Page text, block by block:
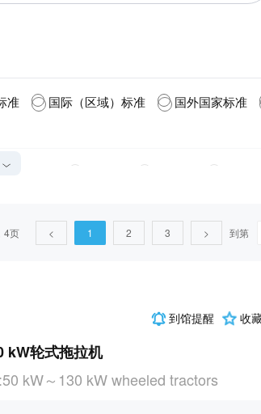
准 国际（区域）标准 国外国家标准
劳动保护(4) F能源、核技术(1)
4页 < 1 2 3 > 到第
轮式拖拉机
到馆提醒 收
kW～130 kW wheeled tractors